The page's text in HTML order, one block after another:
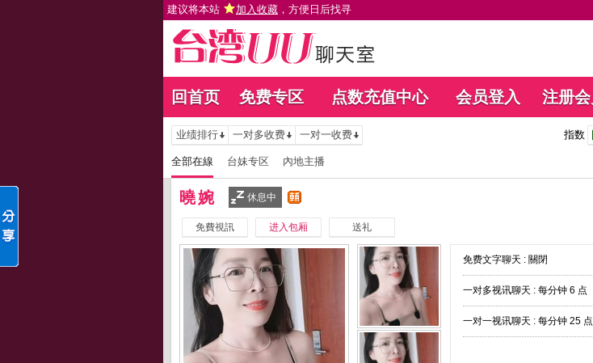
建议将本站 加入收藏 ，方便日后找寻
回首页 免费专区 点数充值中心 会员登入 注册
业绩排行 一对多收费 一对一收费 指数
全部在線 台妹专区 內地主播
曉婉 休息中
免費視訊 进入包厢 送礼
免费文字聊天 : 關閉
一对多视讯聊天 : 每分钟 6 点
一对一视讯聊天 : 每分钟 25 点